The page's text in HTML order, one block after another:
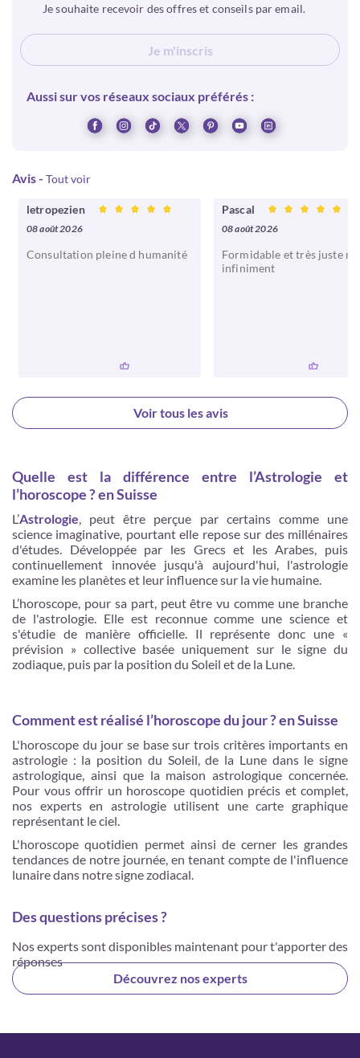
Je souhaite recevoir des offres et conseils par email.
Je m'inscris
Aussi sur vos réseaux sociaux préférés :
Avis- Tout voir
letropezien
08 août 2026
Consultation pleine d humanité
Pascal
08 août 2026
Formidable et très juste
infiniment
Voir tous les avis
Quelle est la différence entre l’Astrologie et
l’horoscope ? en Suisse
L’Astrologie
peut être perçue par certains comme une
science imaginative, pourtant elle repose sur des millénaires
d'études. Développée par les Grecs et les Arabes, puis
continuellement innovée jusqu'à aujourd'hui, l'astrologie
examine les planètes et leur influence sur la vie humaine.
L’horoscope, pour sa part, peut être vu comme une branche
de l'astrologie. Elle est reconnue comme une science et
s'étudie de manière officielle. Il représente donc une «
prévision » collective basée uniquement sur le signe du
zodiaque, puis par la position du Soleil et de la Lune.
Comment est réalisé l’horoscope du jour ? en Suisse
L'horoscope du jour se base sur trois critères importants en
astrologie : la position du Soleil, de la Lune dans le signe
astrologique, ainsi que la maison astrologique concernée.
Pour vous offrir un horoscope quotidien précis et complet,
nos experts en astrologie utilisent une carte graphique
représentant le ciel.
L'horoscope quotidien permet ainsi de cerner les grandes
tendances de notre journée, en tenant compte de l'influence
lunaire dans notre signe zodiacal.
Des questions précises ?
Nos experts sont disponibles maintenant pour t'apporter des
réponses
Découvrez nos experts